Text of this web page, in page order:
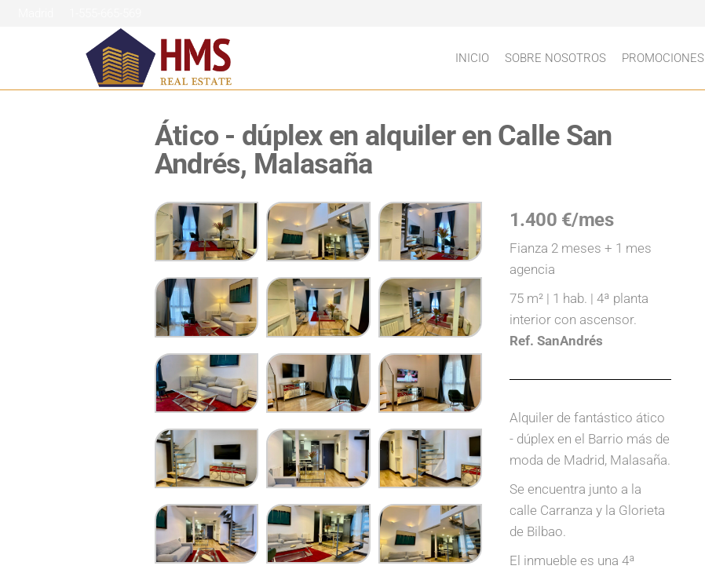
Real
Estate
en
Madrid
INICIO SOBRE NOSOTROS PROMOCIONES
Ático - dúplex en alquiler en Calle San
Andrés, Malasaña
1.400 €/mes
Fianza 2 meses + 1 mes
agencia
75 m² | 1 hab. | 4ª planta
interior con ascensor.
Ref. SanAndrés
Alquiler de fantástico ático
- dúplex en el Barrio más de
moda de Madrid, Malasaña.
Se encuentra junto a la
calle Carranza y la Glorieta
de Bilbao.
El inmueble es una 4ª